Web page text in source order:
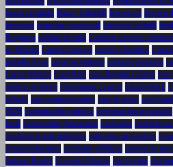
banca española Banco Sabadell Barcelona Bayern
bienestar bienestar emocional bienestar infantil
Braganza calidad de vida Cambiar conector
en Málaga Cambio bisagra cambio climático
pantalla Asus canal ascendente cantante española
Carlos Mazón Casa Real caso Begoña Gómez
centros de datos Champions League Charlie Kirk
cifrado cine contemporáneo cine de autor cine
2026 computación cuántica computación en la nube
local Comunidad Valenciana confesión conflicto
conflicto israelí-palestino consejos para padres
conservadurismo contratos públicos control de
Salesas Reales Copa del Mundo corrupción